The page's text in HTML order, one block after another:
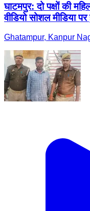
घाटमपुर: दो पक्षों की
वीडियो सोशल मीडिया
Ghatampur, Kanpur